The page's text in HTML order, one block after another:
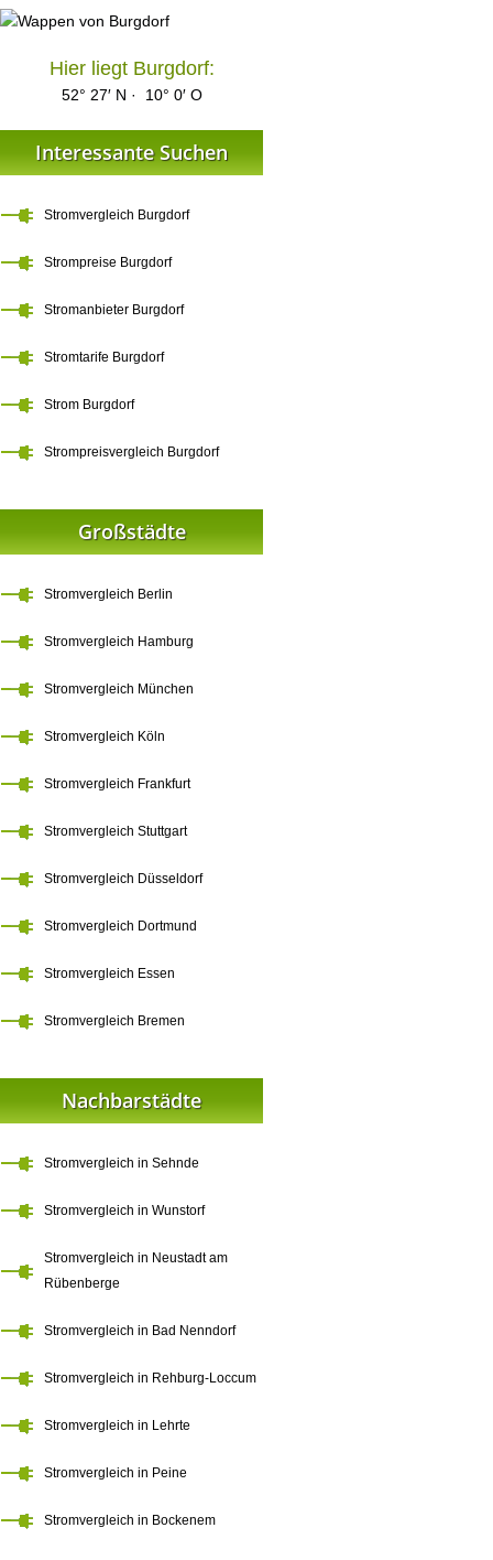
Hier liegt Burgdorf:
52° 27′ N · 10° 0′ O
Interessante Suchen
Stromvergleich Burgdorf
Strompreise Burgdorf
Stromanbieter Burgdorf
Stromtarife Burgdorf
Strom Burgdorf
Strompreisvergleich Burgdorf
Großstädte
Stromvergleich Berlin
Stromvergleich Hamburg
Stromvergleich München
Stromvergleich Köln
Stromvergleich Frankfurt
Stromvergleich Stuttgart
Stromvergleich Düsseldorf
Stromvergleich Dortmund
Stromvergleich Essen
Stromvergleich Bremen
Nachbarstädte
Stromvergleich in Sehnde
Stromvergleich in Wunstorf
Stromvergleich in Neustadt am
Rübenberge
Stromvergleich in Bad Nenndorf
Stromvergleich in Rehburg-Loccum
Stromvergleich in Lehrte
Stromvergleich in Peine
Stromvergleich in Bockenem